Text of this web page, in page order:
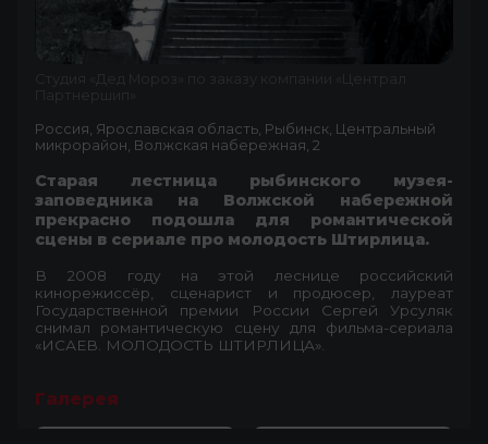
Студия «Дед Мороз» по заказу компании «Централ
Партнершип»
Россия, Ярославская область, Рыбинск, Центральный
микрорайон, Волжская набережная, 2
Старая лестница рыбинского музея-
заповедника на Волжской набережной
прекрасно подошла для романтической
сцены в сериале про молодость Штирлица.
В 2008 году на этой леснице российский
кинорежиссёр, сценарист и продюсер, лауреат
Государственной премии России Сергей Урсуляк
снимал романтическую сцену для фильма-сериала
«ИСАЕВ. МОЛОДОСТЬ ШТИРЛИЦА».
Галерея